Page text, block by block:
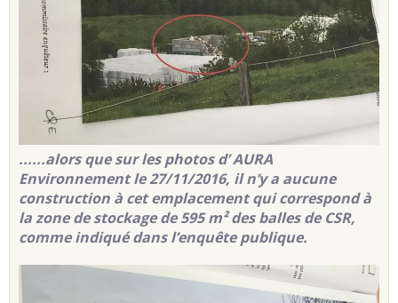
......alors que sur les photos d’ AURA
Environnement le 27/11/2016, il n’y a aucune
construction à cet emplacement qui correspond à
la zone de stockage de 595 m² des balles de CSR,
comme indiqué dans l’enquête publique.